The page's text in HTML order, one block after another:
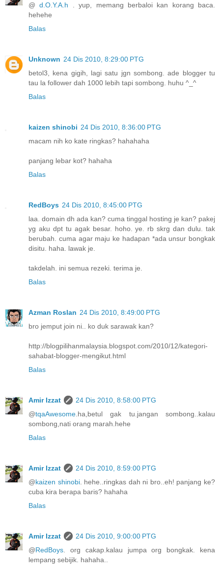
@ d.O.Y.A.h
. yup, memang berbaloi kan korang baca.
hehehe
Balas
Unknown 24 Dis 2010, 8:29:00 PTG
betol3, kena gigih, lagi satu jgn sombong. ade blogger tu
tau la follower dah 1000 lebih tapi sombong. huhu ^_^
Balas
kaizen shinobi 24 Dis 2010, 8:36:00 PTG
macam nih ko kate ringkas? hahahaha
panjang lebar kot? hahaha
Balas
RedBoys 24 Dis 2010, 8:45:00 PTG
laa. domain dh ada kan? cuma tinggal hosting je kan? pakej
yg aku dpt tu agak besar. hoho. ye. rb skrg dan dulu. tak
berubah. cuma agar maju ke hadapan *ada unsur bongkak
disitu. haha. lawak je.
takdelah. ini semua rezeki. terima je.
Balas
Azman Roslan 24 Dis 2010, 8:49:00 PTG
bro jemput join ni.. ko duk sarawak kan?
http://blogpilihanmalaysia.blogspot.com/2010/12/kategori-
sahabat-blogger-mengikut.html
Balas
Amir Izzat
24 Dis 2010, 8:58:00 PTG
@tqaAwesome .ha,betul gak tu.jangan sombong..kalau
sombong,nati orang marah.hehe
Balas
Amir Izzat
24 Dis 2010, 8:59:00 PTG
@kaizen shinobi. hehe..ringkas dah ni bro..eh! panjang ke?
cuba kira berapa baris? hahaha
Balas
Amir Izzat
24 Dis 2010, 9:00:00 PTG
@RedBoys . org cakap.kalau jumpa org bongkak. kena
lempang sebijik. hahaha..